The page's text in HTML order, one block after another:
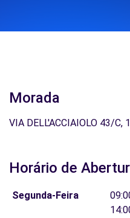
Morada
VIA DELL'ACCIAIOLO 43/C,
Horário de
Segunda-Feira